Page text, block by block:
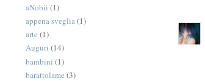
aNobii (1)
appena sveglia(1)
arte (1)
Auguri (14)
bambini (1)
barattolame (3)